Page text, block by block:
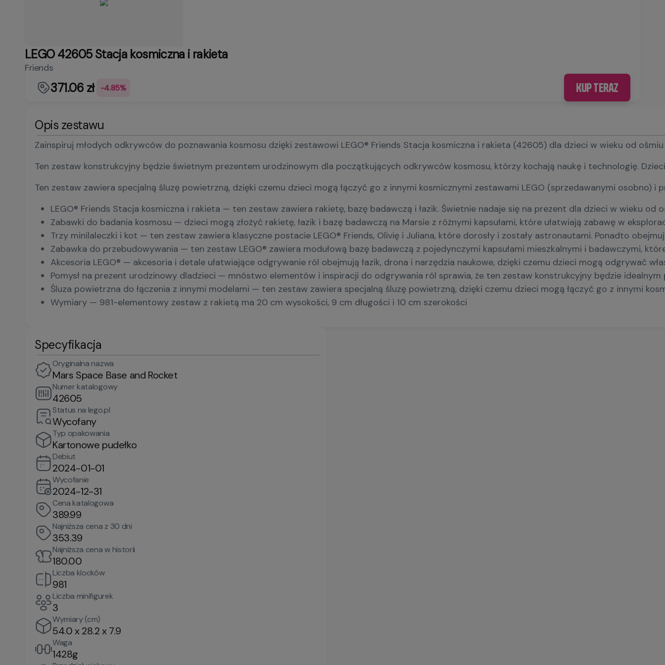
LEGO 42605 Stacja kosmiczna i rakieta
Friends
371.06 zł -4.85% Kup teraz
Opis zestawu
Zainspiruj młodych odkrywców do poznawania kosmosu dzięki zestawowi LEGO® Friends Stacja kosmiczna i rakieta (42605) dla dzieci w wieku od
Ten zestaw konstrukcyjny będzie świetnym prezentem urodzinowym dla początkujących odkrywców kosmosu, którzy kochają naukę i technologię.
Ten zestaw zawiera specjalną śluzę powietrzną, dzięki czemu dzieci mogą łączyć go z innymi kosmicznymi zestawami LEGO (sprzedawanymi osobno) i
LEGO® Friends Stacja kosmiczna i rakieta — ten zestaw zawiera rakietę, bazę badawczą i łazik. Świetnie nadaje się na prezent dla dzieci w wieku od
Zabawki do badania kosmosu — dzieci mogą złożyć rakietę, łazik i bazę badawczą na Marsie z różnymi kapsułami, które ułatwiają zabawę w
Trzy minilaleczki i kot — ten zestaw zawiera klasyczne postacie LEGO® Friends, Olivię i Juliana, które dorosły i zostały astronautami. Ponadto
Zabawka do przebudowywania — ten zestaw LEGO® zawiera modułową bazę badawczą z pojedynczymi kapsułami mieszkalnymi i badawczymi,
Akcesoria LEGO® — akcesoria i detale ułatwiające odgrywanie ról obejmują łazik, drona i narzędzia naukowe, dzięki czemu dzieci mogą odgrywać
Pomysł na prezent urodzinowy dladzieci — mnóstwo elementów i inspiracji do odgrywania ról sprawia, że ten zestaw konstrukcyjny będzie
Śluza powietrzna do łączenia z innymi modelami — ten zestaw zawiera specjalną śluzę powietrzną, dzięki czemu dzieci mogą łączyć go z innymi
Wymiary — 981-elementowy zestaw z rakietą ma 20 cm wysokości, 9 cm długości i 10 cm szerokości
Specyfikacja
Oryginalna nazwa
Mars Space Base and Rocket
Numer katalogowy
42605
Status na lego.pl
Wycofany
Typ opakowania
Kartonowe pudełko
Debiut
2024-01-01
Wycofanie
2024-12-31
Cena katalogowa
389.99
Najniższa cena z 30 dni
353.39
Najniższa cena w historii
180.00
Liczba klocków
981
Liczba minifigurek
3
Wymiary (cm)
54.0 x 28.2 x 7.9
Waga
1428g